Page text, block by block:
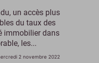
un accès plus
du taux des
immobilier dans
les...
2 novembre 2022